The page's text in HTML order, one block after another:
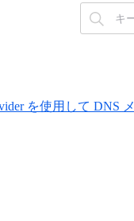
を使用して DNS